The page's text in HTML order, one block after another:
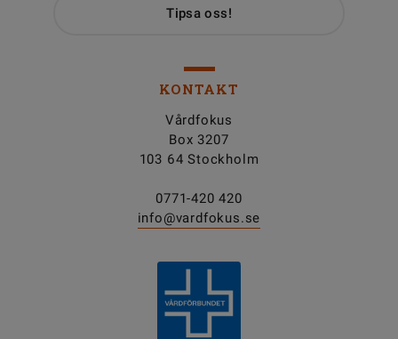
Tipsa oss!
KONTAKT
Vårdfokus
Box 3207
103 64 Stockholm
0771-420 420
info@vardfokus.se